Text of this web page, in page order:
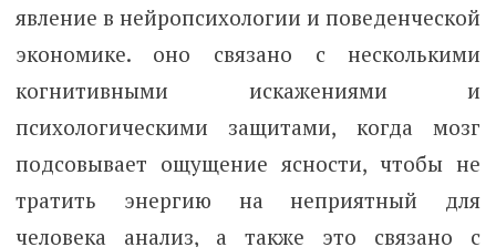
явление в нейропсихологии и поведенческой
экономике. оно связано с несколькими
когнитивными искажениями и
психологическими защитами, когда мозг
подсовывает ощущение ясности, чтобы не
тратить энергию на неприятный для
человека анализ, а также это связано с